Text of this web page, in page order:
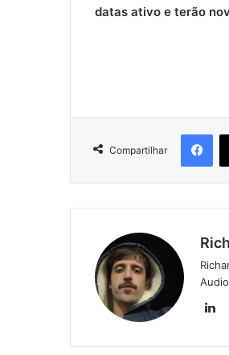
datas ativo e terão
Compartilhar